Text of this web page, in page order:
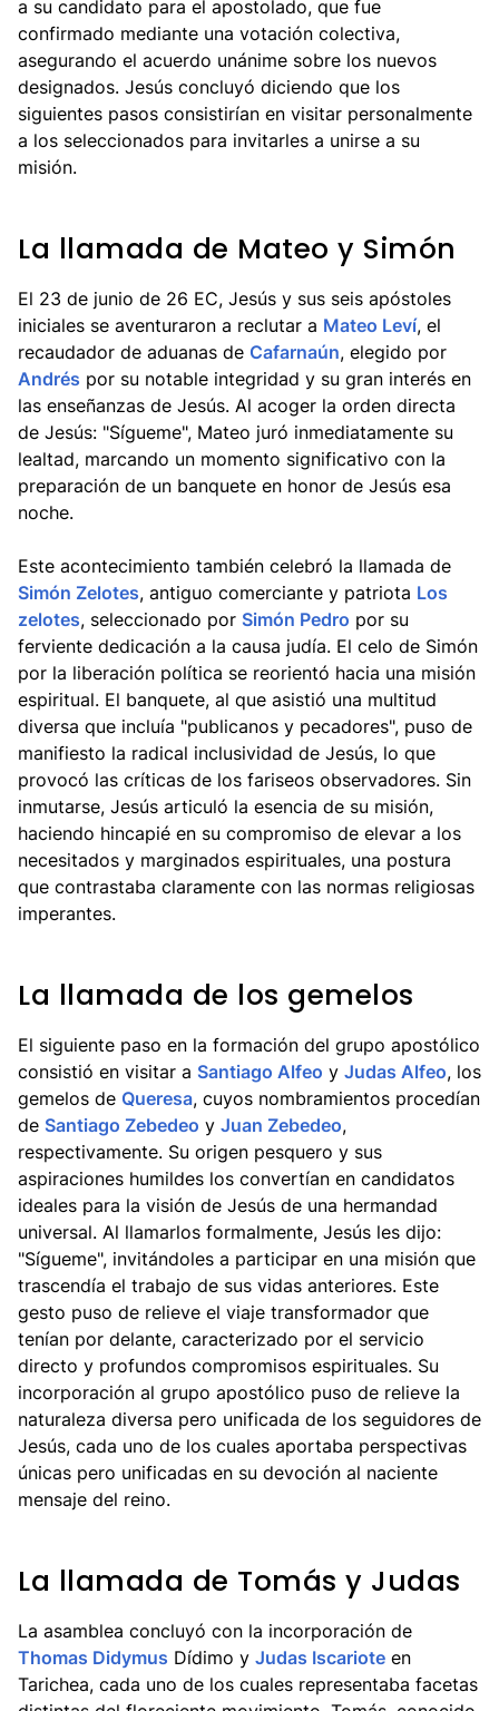
a su candidato para el apostolado, que fue
confirmado mediante una votación colectiva,
asegurando el acuerdo unánime sobre los nuevos
designados. Jesús concluyó diciendo que los
siguientes pasos consistirían en visitar personalmente
a los seleccionados para invitarles a unirse a su
misión.
La llamada de Mateo y Simón
El 23 de junio de 26 EC, Jesús y sus seis apóstoles
iniciales se aventuraron a reclutar a Mateo Leví, el
recaudador de aduanas de Cafarnaún, elegido por
Andrés por su notable integridad y su gran interés en
las enseñanzas de Jesús. Al acoger la orden directa
de Jesús: "Sígueme", Mateo juró inmediatamente su
lealtad, marcando un momento significativo con la
preparación de un banquete en honor de Jesús esa
noche.
Este acontecimiento también celebró la llamada de
Simón Zelotes, antiguo comerciante y patriota Los
zelotes, seleccionado por Simón Pedro por su
ferviente dedicación a la causa judía. El celo de Simón
por la liberación política se reorientó hacia una misión
espiritual. El banquete, al que asistió una multitud
diversa que incluía "publicanos y pecadores", puso de
manifiesto la radical inclusividad de Jesús, lo que
provocó las críticas de los fariseos observadores. Sin
inmutarse, Jesús articuló la esencia de su misión,
haciendo hincapié en su compromiso de elevar a los
necesitados y marginados espirituales, una postura
que contrastaba claramente con las normas religiosas
imperantes.
La llamada de los gemelos
El siguiente paso en la formación del grupo apostólico
consistió en visitar a Santiago Alfeo y Judas Alfeo, los
gemelos de Queresa, cuyos nombramientos procedían
de Santiago Zebedeo y Juan Zebedeo,
respectivamente. Su origen pesquero y sus
aspiraciones humildes los convertían en candidatos
ideales para la visión de Jesús de una hermandad
universal. Al llamarlos formalmente, Jesús les dijo:
"Sígueme", invitándoles a participar en una misión que
trascendía el trabajo de sus vidas anteriores. Este
gesto puso de relieve el viaje transformador que
tenían por delante, caracterizado por el servicio
directo y profundos compromisos espirituales. Su
incorporación al grupo apostólico puso de relieve la
naturaleza diversa pero unificada de los seguidores de
Jesús, cada uno de los cuales aportaba perspectivas
únicas pero unificadas en su devoción al naciente
mensaje del reino.
La llamada de Tomás y Judas
La asamblea concluyó con la incorporación de
Thomas Didymus Dídimo y Judas Iscariote en
Tarichea, cada uno de los cuales representaba facetas